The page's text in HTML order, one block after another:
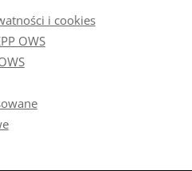
i cookies
OWS